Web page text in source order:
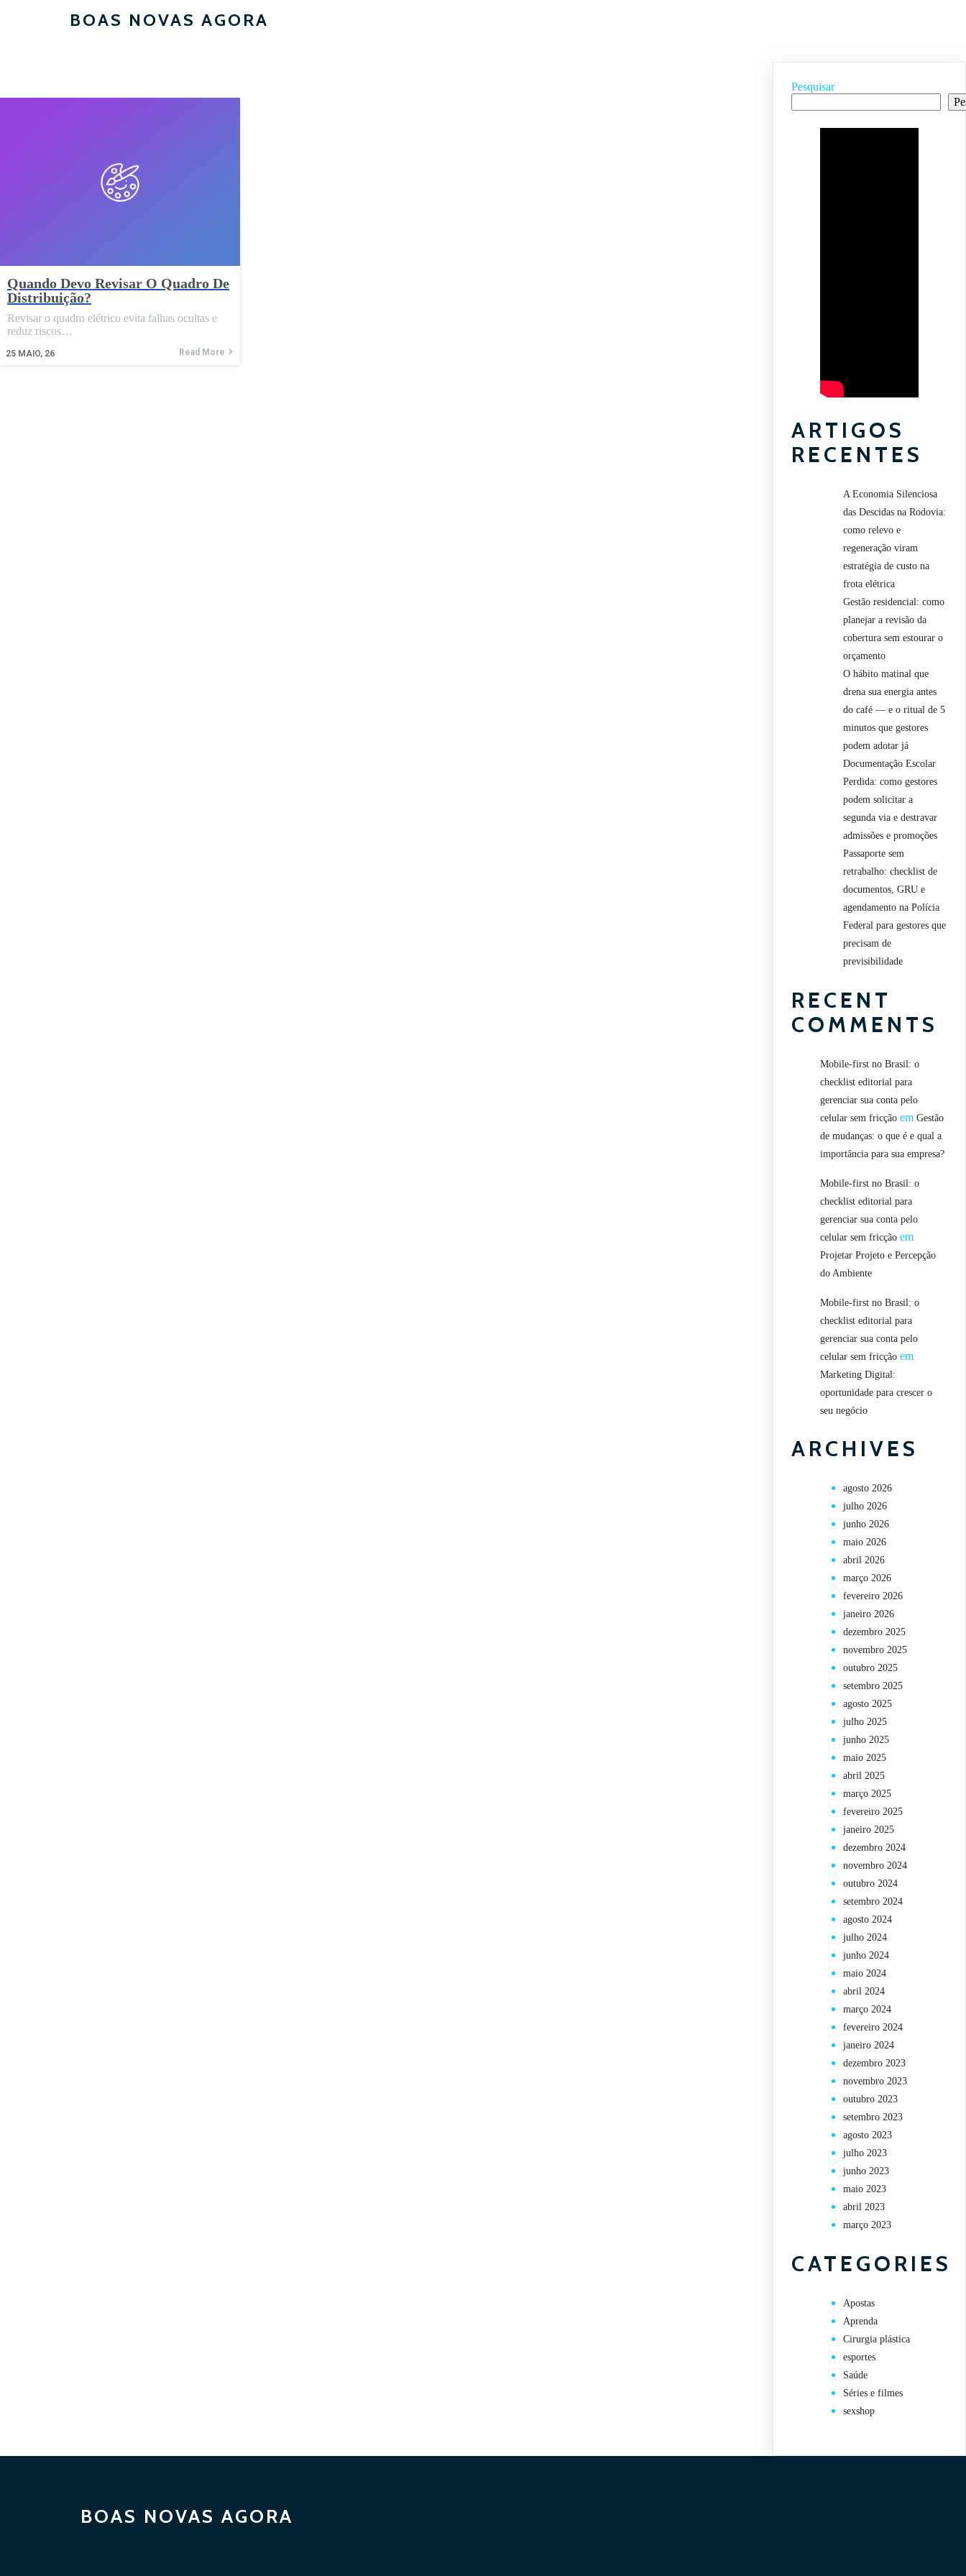
BOAS NOVAS AGORA
Quando Devo Revisar O Quadro De
Distribuição?
25 MAIO, 26
Revisar o quadro elétrico evita falhas ocultas e
reduz riscos…
Read More
Pesquisar
ARTIGOS
RECENTES
A Economia Silenciosa
das Descidas na Rodovia:
como relevo e
regeneração viram
estratégia de custo na
frota elétrica
Gestão residencial: como
planejar a revisão da
cobertura sem estourar o
orçamento
O hábito matinal que
drena sua energia antes
do café — e o ritual de 5
minutos que gestores
podem adotar já
Documentação Escolar
Perdida: como gestores
podem solicitar a
segunda via e destravar
admissões e promoções
Passaporte sem
retrabalho: checklist de
documentos, GRU e
agendamento na Polícia
Federal para gestores que
precisam de
previsibilidade
RECENT
COMMENTS
Mobile-first no Brasil: o
checklist editorial para
gerenciar sua conta pelo
celular sem fricção emGestão
de mudanças: o que é e qual a
importância para sua empresa?
Mobile-first no Brasil: o
checklist editorial para
gerenciar sua conta pelo
celular sem fricção em
Projetar Projeto e Percepção
do Ambiente
Mobile-first no Brasil: o
checklist editorial para
gerenciar sua conta pelo
celular sem fricção em
Marketing Digital:
oportunidade para crescer o
seu negócio
ARCHIVES
agosto 2026
julho 2026
junho 2026
maio 2026
abril 2026
março 2026
fevereiro 2026
janeiro 2026
dezembro 2025
novembro 2025
outubro 2025
setembro 2025
agosto 2025
julho 2025
junho 2025
maio 2025
abril 2025
março 2025
fevereiro 2025
janeiro 2025
dezembro 2024
novembro 2024
outubro 2024
setembro 2024
agosto 2024
julho 2024
junho 2024
maio 2024
abril 2024
março 2024
fevereiro 2024
janeiro 2024
dezembro 2023
novembro 2023
outubro 2023
setembro 2023
agosto 2023
julho 2023
junho 2023
maio 2023
abril 2023
março 2023
CATEGORIES
Apostas
Aprenda
Cirurgia plástica
esportes
Saúde
Séries e filmes
sexshop
BOAS NOVAS AGORA